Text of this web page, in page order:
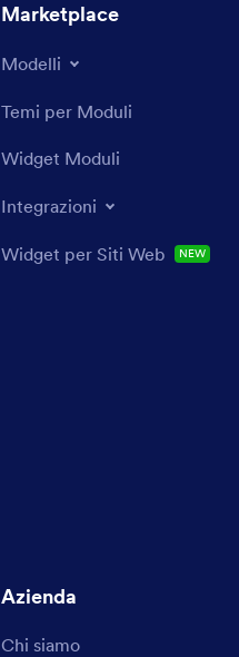
Marketplace
Modelli
Temi per Moduli
Widget Moduli
Integrazioni
Widget per Siti Web NEW
Azienda
Chi siamo